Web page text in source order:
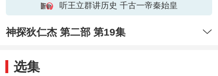
听王立群讲历史 千古一帝秦始皇
神探狄仁杰 第二部 第19集
选集